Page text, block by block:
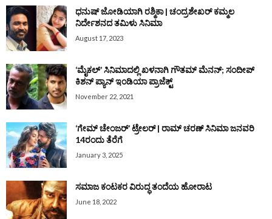
ಧನುಷ್‌ ಜೋಡಿಯಾಗಿ ರಶ್ಮಿಕಾ | ಚಂದ್ರಶೇಖರ್‌ ಕಮ್ಮಲ
ನಿರ್ದೇಶನದ ತಮಿಳು ಸಿನಿಮಾ
August 17, 2023
‘ಮೈಕಲ್’ ಸಿನಿಮಾದಲ್ಲಿ ಖಳನಾಗಿ ಗೌತಮ್ ಮೆನನ್; ಸಂದೀಪ್
ಕಿಶನ್ ಪ್ಯಾನ್ ಇಂಡಿಯಾ ಪ್ರಾಜೆಕ್ಟ್
November 22, 2021
‘ಗೇಮ್‌ ಚೇಂಜರ್‌’ ಟ್ರೇಲರ್‌ | ರಾಮ್‌ ಚರಣ್‌ ಸಿನಿಮಾ ಜನವರಿ
14ರಂದು ತೆರೆಗೆ
January 3, 2025
ಸಮಾಜ ಕಂಟಕರ ವಿರುದ್ಧ ತಂದೆಯ ಹೋರಾಟ
June 18, 2022